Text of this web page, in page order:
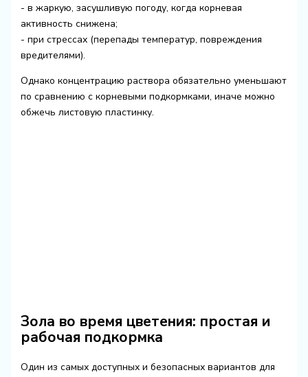
- в жаркую, засушливую погоду, когда корневая
активность снижена;
- при стрессах (перепады температур, повреждения
вредителями).
Однако концентрацию раствора обязательно уменьшают
по сравнению с корневыми подкормками, иначе можно
обжечь листовую пластинку.
Зола во время цветения: простая и
рабочая подкормка
Один из самых доступных и безопасных вариантов для